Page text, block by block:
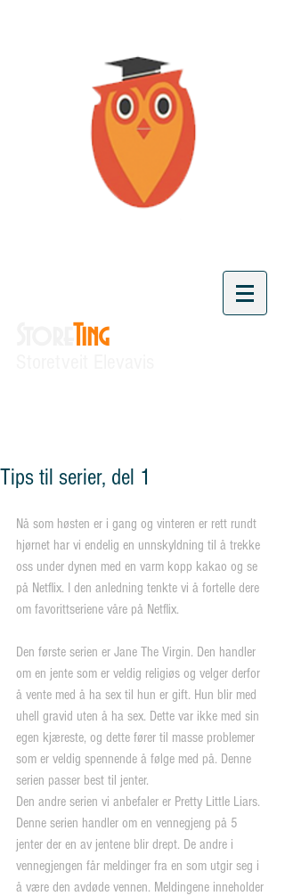
Ting
Tips til serier, del 1
Nå som høsten er i gang og vinteren er rett rundt
hjørnet har vi endelig en unnskyldning til å trekke
oss under dynen med en varm kopp kakao og se
på Netflix. I den anledning tenkte vi å fortelle dere
om favorittseriene våre på Netflix.
Den første serien er Jane The Virgin. Den handler
om en jente som er veldig religiøs og velger derfor
å vente med å ha sex til hun er gift. Hun blir med
uhell gravid uten å ha sex. Dette var ikke med sin
egen kjæreste, og dette fører til masse problemer
som er veldig spennende å følge med på. Denne
serien passer best til jenter.
Den andre serien vi anbefaler er Pretty Little Liars.
Denne serien handler om en vennegjeng på 5
jenter der en av jentene blir drept. De andre i
vennegjengen får meldinger fra en som utgir seg i
å være den avdøde vennen. Meldingene inneholder